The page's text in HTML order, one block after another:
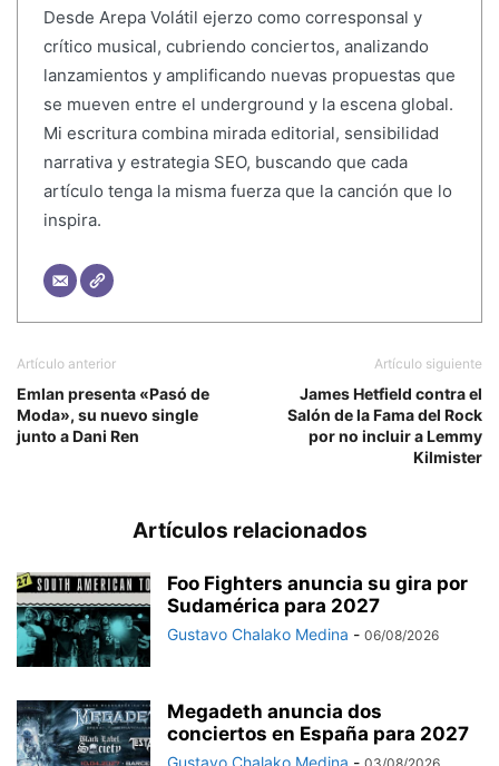
Desde Arepa Volátil ejerzo como corresponsal y
crítico musical, cubriendo conciertos, analizando
lanzamientos y amplificando nuevas propuestas que
se mueven entre el underground y la escena global.
Mi escritura combina mirada editorial, sensibilidad
narrativa y estrategia SEO, buscando que cada
artículo tenga la misma fuerza que la canción que lo
inspira.
Artículo anterior
Emlan presenta «Pasó de
Moda», su nuevo single
junto a Dani Ren
Artículo siguiente
James Hetfield contra el
Salón de la Fama del Rock
por no incluir a Lemmy
Kilmister
Artículos relacionados
Foo Fighters anuncia su gira por
Sudamérica para 2027
Gustavo Chalako Medina - 06/08/2026
Megadeth anuncia dos
conciertos en España para 2027